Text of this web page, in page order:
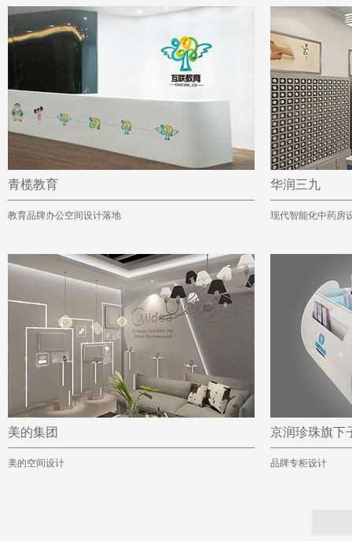
青榄教育
教育品牌办公空间设计落地
华润三九
现代智能化中药房
美的集团
美的空间设计
京润珍珠旗下
品牌专柜设计